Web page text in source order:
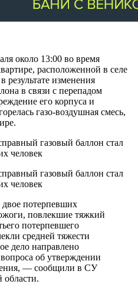
около 13:00 во время
расположенной в селе
результате изменения
в связи с перепадом
его корпуса и
газо-воздушная смесь,
двое потерпевших
повлекшие тяжкий
потерпевшего
средней тяжести
дело направлено
об утверждении
— сообщили в СУ